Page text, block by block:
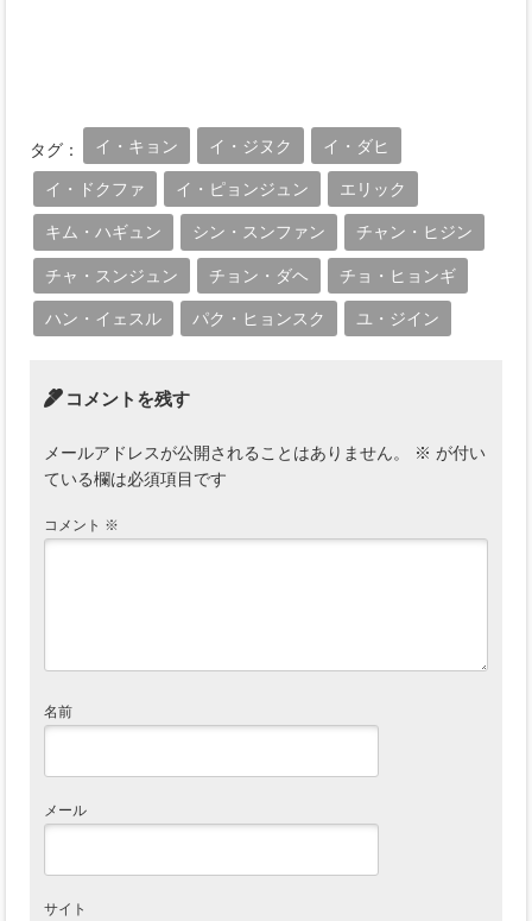
タグ： イ・キョン イ・ジヌク イ・ダヒ
イ・ドクファ イ・ピョンジュン エリック
キム・ハギュン シン・スンファン チャン・ヒジン
チャ・スンジュン チョン・ダヘ チョ・ヒョンギ
ハン・イェスル パク・ヒョンスク ユ・ジイン
コメントを残す
メールアドレスが公開されることはありません。 ※ が付い
ている欄は必須項目です
コメント ※
名前
メール
サイト